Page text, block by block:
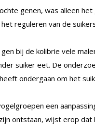
genen, was alleen
reguleren van de
bij de kolibrie vele
suiker eet. De
ondergaan om het
een
ontstaan, wijst erop